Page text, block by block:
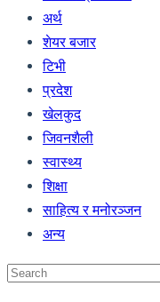
अर्थ
शेयर बजार
टिभी
प्रदेश
खेलकुद
जिवनशैली
स्वास्थ्य
शिक्षा
साहित्य र मनोरञ्जन
अन्य